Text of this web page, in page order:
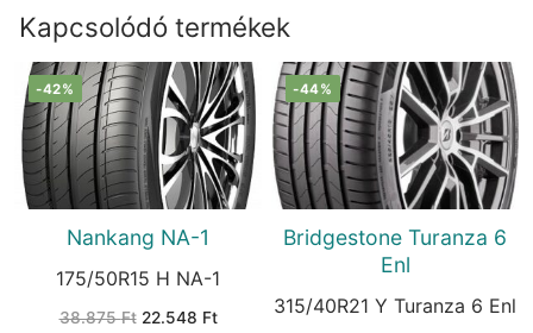
Kapcsolódó termékek
-42%
Nankang NA-1
175/50R15 H NA-1
38.875Ft Original
22.548 FtCurrent
-44%
Bridgestone Turanza 6
Enl
315/40R21 Y Turanza 6 Enl